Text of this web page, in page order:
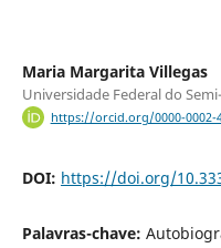
Maria Margarita Villegas
Universidade Federal do
https://orcid.org/0000-0002-
DOI: https://doi.org/
Palavras-chave: